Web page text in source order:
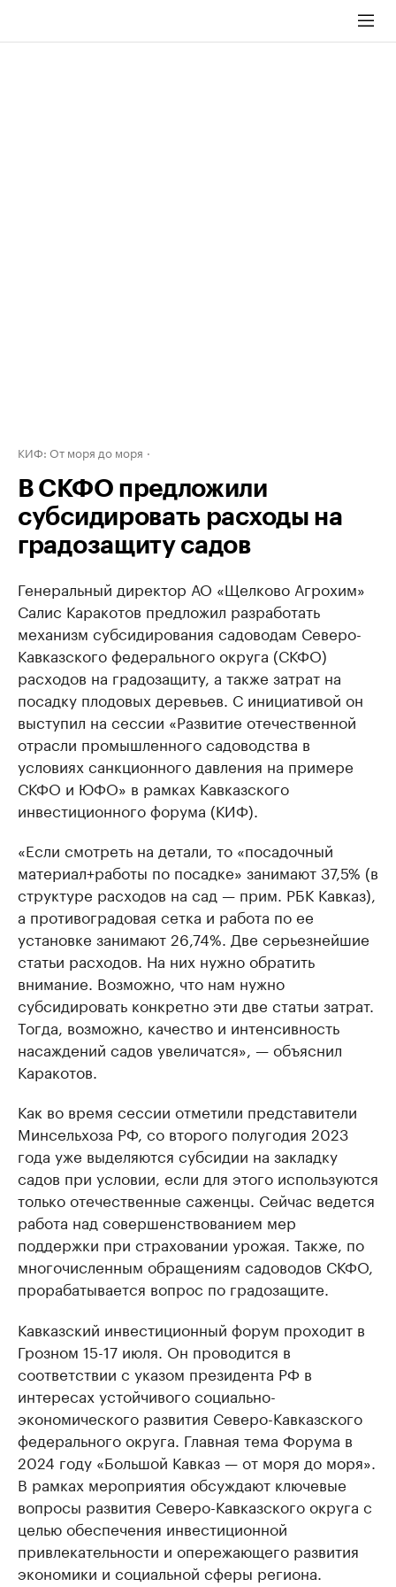
КИФ: От моря до моря
В СКФО предложили
субсидировать расходы на
градозащиту садов
Генеральный директор АО «Щелково Агрохим»
Салис Каракотов предложил разработать
механизм субсидирования садоводам Северо-
Кавказского федерального округа (СКФО)
расходов на градозащиту, а также затрат на
посадку плодовых деревьев. С инициативой он
выступил на сессии «Развитие отечественной
отрасли промышленного садоводства в
условиях санкционного давления на примере
СКФО и ЮФО» в рамках Кавказского
инвестиционного форума (КИФ).
«Если смотреть на детали, то «посадочный
материал+работы по посадке» занимают 37,5% (в
структуре расходов на сад — прим. РБК Кавказ),
а противоградовая сетка и работа по ее
установке занимают 26,74%. Две серьезнейшие
статьи расходов. На них нужно обратить
внимание. Возможно, что нам нужно
субсидировать конкретно эти две статьи затрат.
Тогда, возможно, качество и интенсивность
насаждений садов увеличатся», — объяснил
Каракотов.
Как во время сессии отметили представители
Минсельхоза РФ, со второго полугодия 2023
года уже выделяются субсидии на закладку
садов при условии, если для этого используются
только отечественные саженцы. Сейчас ведется
работа над совершенствованием мер
поддержки при страховании урожая. Также, по
многочисленным обращениям садоводов СКФО,
прорабатывается вопрос по градозащите.
Кавказский инвестиционный форум проходит в
Грозном 15-17 июля. Он проводится в
соответствии с указом президента РФ в
интересах устойчивого социально-
экономического развития Северо-Кавказского
федерального округа. Главная тема Форума в
2024 году «Большой Кавказ — от моря до моря».
В рамках мероприятия обсуждают ключевые
вопросы развития Северо-Кавказского округа с
целью обеспечения инвестиционной
привлекательности и опережающего развития
экономики и социальной сферы региона.